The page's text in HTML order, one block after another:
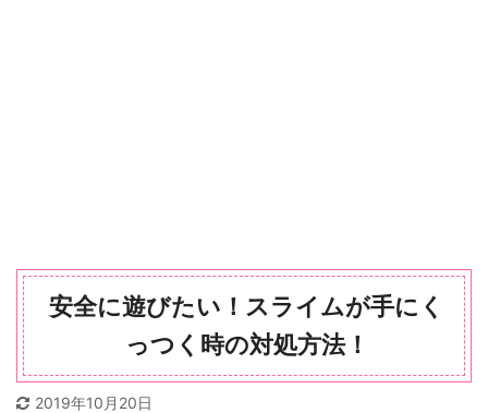
安全に遊びたい！スライムが手にく
っつく時の対処方法！
2019年10月20日